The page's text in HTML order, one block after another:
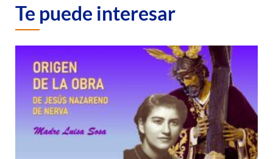
Te puede interesar